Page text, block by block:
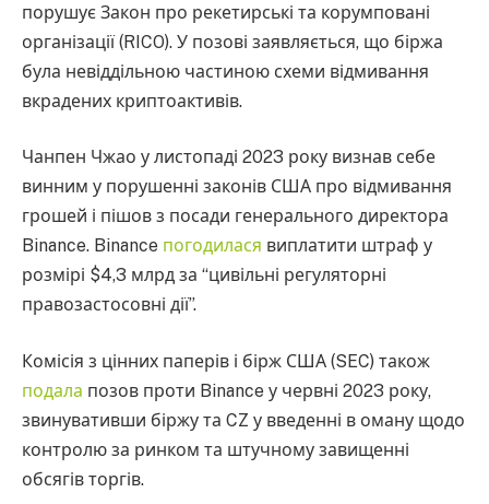
порушує Закон про рекетирські та корумповані
організації (RICO). У позові заявляється, що біржа
була невіддільною частиною схеми відмивання
вкрадених криптоактивів.
Чанпен Чжао у листопаді 2023 року визнав себе
винним у порушенні законів США про відмивання
грошей і пішов з посади генерального директора
Binance. Binance погодилася виплатити штраф у
розмірі $4,3 млрд за “цивільні регуляторні
правозастосовні дії”.
Комісія з цінних паперів і бірж США (SEC) також
подала позов проти Binance у червні 2023 року,
звинувативши біржу та CZ у введенні в оману щодо
контролю за ринком та штучному завищенні
обсягів торгів.